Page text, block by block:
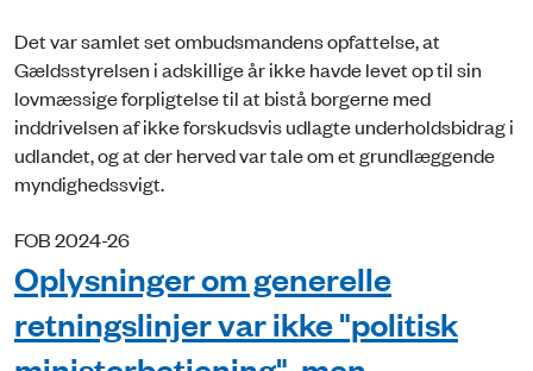
Det var samlet set ombudsmandens opfattelse, at
Gældsstyrelsen i adskillige år ikke havde levet op til sin
lovmæssige forpligtelse til at bistå borgerne med
inddrivelsen af ikke forskudsvis udlagte underholdsbidrag i
udlandet, og at der herved var tale om et grundlæggende
myndighedssvigt.
FOB 2024-26
Oplysninger om generelle
retningslinjer var ikke "politisk